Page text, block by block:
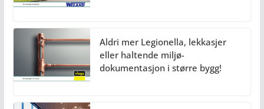
Aldri mer Legionella, lekkasjer
eller haltende miljø-
dokumentasjon i større bygg!